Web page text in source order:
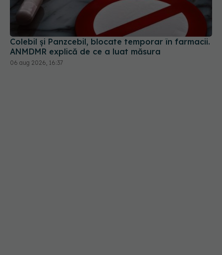
Colebil și Panzcebil, blocate temporar în farmacii.
ANMDMR explică de ce a luat măsura
06 aug 2026, 16:37